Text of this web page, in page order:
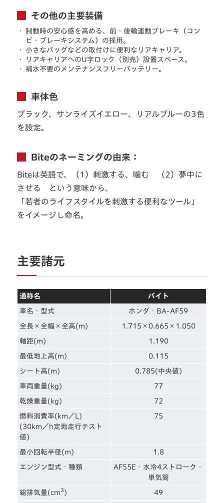
その他の主要装備
・
制動時の安心感を高める、前・後輪連動ブレーキ（コン
ビ・ブレーキシステム）の採用。
・
小さなバッグなどの取付けに便利なリアキャリア。
・
リアキャリアへのU字ロック（別売）設置スペース。
・
補水不要のメンテナンスフリーバッテリー。
車体色
ブラック、サンライズイエロー、リアルブルーの3色
を設定。
Biteのネーミングの由来：
Biteは英語で、（1）刺激する、噛む （2）夢中に
させる という意味から、
「若者のライフスタイルを刺激する便利なツール」
をイメージし命名。
主要諸元
通称名 バイト
車名・型式 ホンダ・BA-AF59
全長×全幅×全高(m) 1.715×0.665×1.050
軸距(m) 1.190
最低地上高(m) 0.115
シート高(m) 0.785(中央値)
車両重量(kg) 77
乾燥重量(kg) 72
燃料消費率(km／L)
(30km／h定地走行テスト
値)
75
最小回転半径(m) 1.8
エンジン型式・種類
AF55E・水冷4ストローク・
単気筒
総排気量(cm 3 ) 49